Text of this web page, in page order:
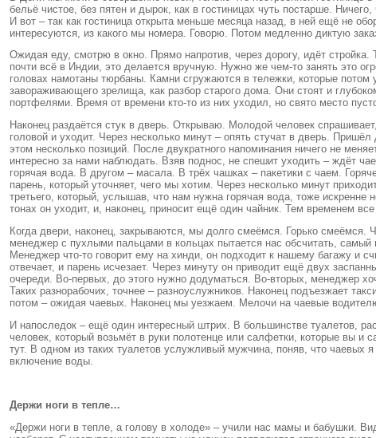
бельё чистое, без пятен и дырок, как в гостиницах чуть постарше.
И вот – так как гостиница открыта меньше месяца назад, в ней ещё не
интересуются, из какого мы номера. Говорю. Потом медленно диктую
Ожидая еду, смотрю в окно. Прямо напротив, через дорогу, идёт
почти всё в Индии, это делается вручную. Нужно же чем-то занять это
головах намотаны тюрбаны. Камни сгружаются в тележки, которые потом
завораживающего зрелища, как разбор старого дома. Они стоят и
портфелями. Время от времени кто-то из них уходил, но свято место
Наконец раздаётся стук в дверь. Открываю. Молодой человек
головой и уходит. Через несколько минут – опять стучат в дверь.
этом несколько позиций. После двукратного напоминания ничего не
интересно за нами наблюдать. Взяв поднос, не спешит уходить – ждёт
горячая вода. В другом – масала. В трёх чашках – пакетики с чаем.
парень, который уточняет, чего мы хотим. Через несколько минут
третьего, который, услышав, что нам нужна горячая вода, тоже
тонах он уходит, и, наконец, приносит ещё один чайник. Тем временем
Когда двери, наконец, закрываются, мы долго смеёмся. Горько смеёмся.
менеджер с пухлыми пальцами в кольцах пытается нас обсчитать, самый
Менеджер что-то говорит ему на хинди, он подходит к нашему багажу и
отвечает, и парень исчезает. Через минуту он приводит ещё двух
очереди. Во-первых, до этого нужно додуматься. Во-вторых, менеджер
Таких разнорабочих, точнее – разноуслужников. Наконец подъезжает
потом – ожидая чаевых. Наконец мы уезжаем. Мелочи на чаевые
И напоследок – ещё один интересный штрих. В большинстве туалетов,
человек, который возьмёт в руки полотенце или салфетки, которые вы и
тут. В одном из таких туалетов услужливый мужчина, поняв, что чаевых
включение воды.
Держи ноги в тепле…
«Держи ноги в тепле, а голову в холоде» – учили нас мамы и бабушки.